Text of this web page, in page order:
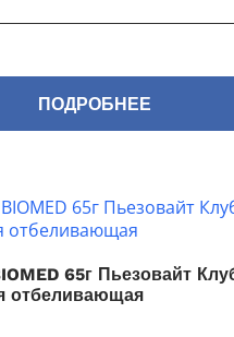
ПОДРОБНЕЕ
65г Пьезовайт
отбеливающая